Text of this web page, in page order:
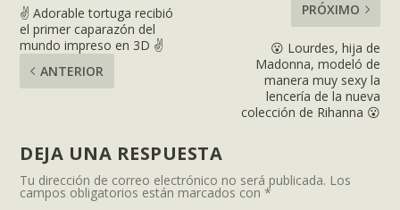
✌️ Adorable tortuga recibió
el primer caparazón del
mundo impreso en 3D ✌️
ANTERIOR
PRÓXIMO
😮 Lourdes, hija de
Madonna, modeló de
manera muy sexy la
lencería de la nueva
colección de Rihanna 😮
DEJA UNA RESPUESTA
Tu dirección de correo electrónico no será publicada. Los
campos obligatorios están marcados con*